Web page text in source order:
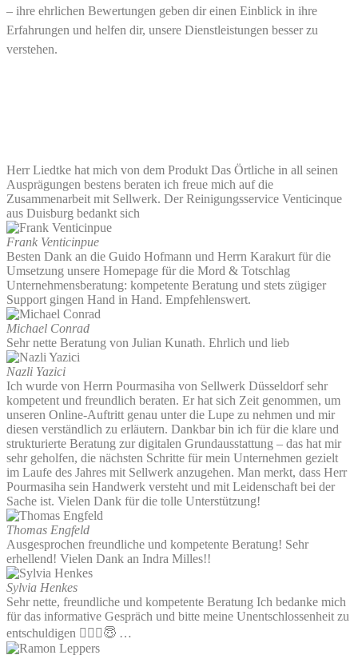
– ihre ehrlichen Bewertungen geben dir einen Einblick in ihre
Erfahrungen und helfen dir, unsere Dienstleistungen besser zu
verstehen.
Herr Liedtke hat mich von dem Produkt Das Örtliche in all seinen
Ausprägungen bestens beraten ich freue mich auf die
Zusammenarbeit mit Sellwerk. Der Reinigungsservice Venticinque
aus Duisburg bedankt sich
Frank Venticinpue
Besten Dank an die Guido Hofmann und Herrn Karakurt für die
Umsetzung unsere Homepage für die Mord & Totschlag
Unternehmensberatung: kompetente Beratung und stets zügiger
Support gingen Hand in Hand. Empfehlenswert.
Michael Conrad
Sehr nette Beratung von Julian Kunath. Ehrlich und lieb
Nazli Yazici
Ich wurde von Herrn Pourmasiha von Sellwerk Düsseldorf sehr
kompetent und freundlich beraten. Er hat sich Zeit genommen, um
unseren Online-Auftritt genau unter die Lupe zu nehmen und mir
diesen verständlich zu erläutern. Dankbar bin ich für die klare und
strukturierte Beratung zur digitalen Grundausstattung – das hat mir
sehr geholfen, die nächsten Schritte für mein Unternehmen gezielt
im Laufe des Jahres mit Sellwerk anzugehen. Man merkt, dass Herr
Pourmasiha sein Handwerk versteht und mit Leidenschaft bei der
Sache ist. Vielen Dank für die tolle Unterstützung!
Thomas Engfeld
Ausgesprochen freundliche und kompetente Beratung! Sehr
erhellend! Vielen Dank an Indra Milles!!
Sylvia Henkes
Sehr nette, freundliche und kompetente Beratung Ich bedanke mich
für das informative Gespräch und bitte meine Unentschlossenheit zu
entschuldigen 🤷🏻‍♂️😇 …